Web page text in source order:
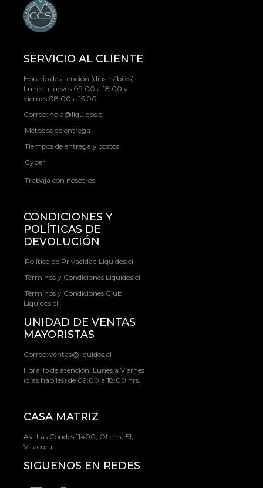
SERVICIO AL CLIENTE
Horario de atención (días hábiles):
Lunes a jueves 09:00 a 18:00 y
viernes 08:00 a 15:00
Correo: hola@liquidos.cl
Métodos de entrega
Tiempos de entrega y costos
Cyber
Trabaja con nosotros
CONDICIONES Y
POLÍTICAS DE
DEVOLUCIÓN
Política de Privacidad Liquidos.cl
Términos y Condiciones Liquidos.cl
Términos y Condiciones Club
Liquidos.cl
UNIDAD DE VENTAS
MAYORISTAS
Correo: ventas@liquidos.cl
Horario de atención: Lunes a Viernes
(días hábiles) de 09:00 a 18:00 hrs.
CASA MATRIZ
Av. Las Condes 11400, Oficina 51,
Vitacura
SIGUENOS EN REDES